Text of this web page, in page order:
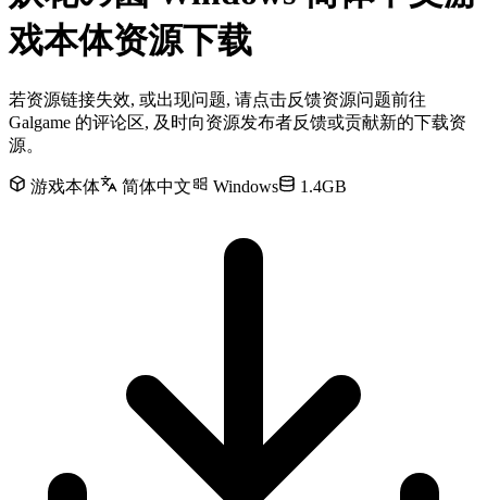
戏本体资源下载
若资源链接失效, 或出现问题, 请点击反馈资源问题前往
Galgame 的评论区, 及时向资源发布者反馈或贡献新的下载资
源。
游戏本体 简体中文 Windows 1.4GB